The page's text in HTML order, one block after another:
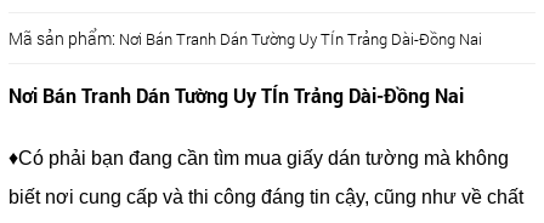
Mã sản phẩm: Nơi Bán Tranh Dán Tường Uy TÍn Trảng Dài-Đồng Nai
Nơi Bán Tranh Dán Tường Uy TÍn Trảng Dài-Đồng Nai
♦Có phải bạn đang cần tìm mua giấy dán tường mà không
biết nơi cung cấp và thi công đáng tin cậy, cũng như về chất